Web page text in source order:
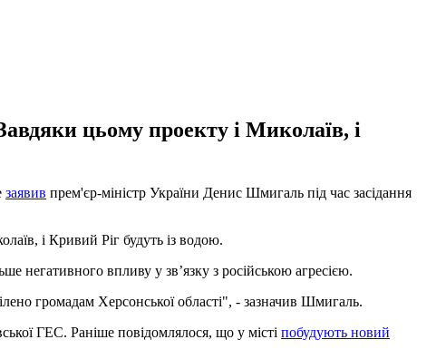
цьому проекту і Миколаїв, і
заявив прем'єр-міністр України Денис Шмигаль під час засідання
і Кривий Ріг будуть із водою.
негативного впливу у зв’язку з російською агресією.
громадам Херсонської області", - зазначив Шмигаль.
ГЕС. Раніше повідомлялося, що у місті побудують новий